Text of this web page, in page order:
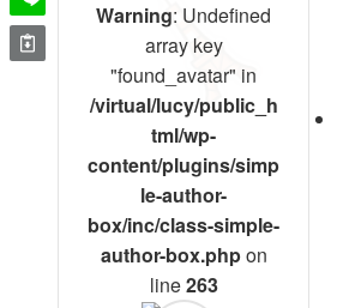
Warning: Undefined
array key
"found_avatar" in
/virtual/lucy/public_h
tml/wp-
content/plugins/simp
le-author-
box/inc/class-simple-
author-box.phpon
line263